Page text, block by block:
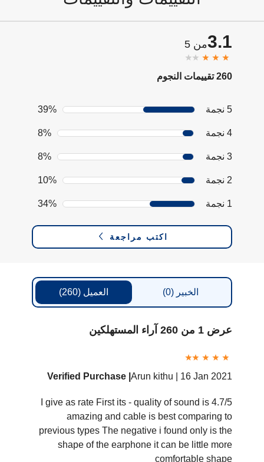
3.1من 5
260 تقييمات النجوم
5 نجمة 39%
4 نجمة 8%
3 نجمة 8%
2 نجمة 10%
1 نجمة 34%
اكتب مراجعة
العميل (260) الخبير(0)
عرض 1 من 260 آراء المستهلكين
Verified Purchase | Arun kithu | 16 Jan 2021
4.7/5 I give as rate First its - quality of sound is
amazing and cable is best comparing to
previous types The negative i found only is the
shape of the earphone it can be little more
comfortable shape